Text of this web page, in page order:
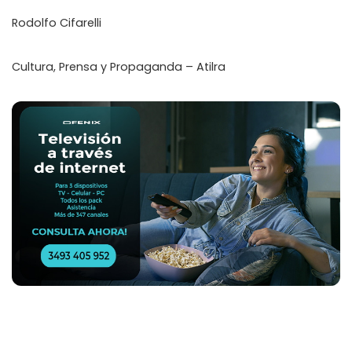
Rodolfo Cifarelli
Cultura, Prensa y Propaganda – Atilra